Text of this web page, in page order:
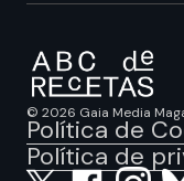
© 2026 Gaia Media
Política de
Política de